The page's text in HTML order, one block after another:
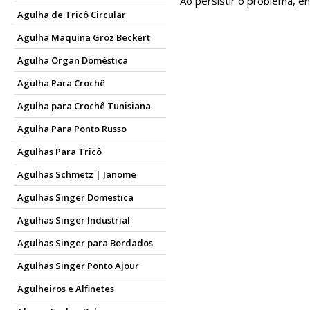
Agulha de Tricô Circular
Agulha Maquina Groz Beckert
Agulha Organ Doméstica
Agulha Para Crochê
Agulha para Crochê Tunisiana
Agulha Para Ponto Russo
Agulhas Para Tricô
Agulhas Schmetz | Janome
Agulhas Singer Domestica
Agulhas Singer Industrial
Agulhas Singer para Bordados
Agulhas Singer Ponto Ajour
Agulheiros e Alfinetes